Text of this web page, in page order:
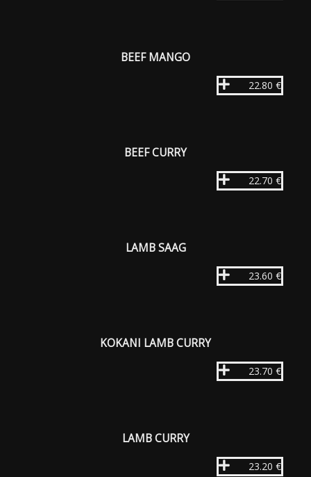
BEEF MANGO
22.80 €
BEEF CURRY
22.70 €
LAMB SAAG
23.60 €
KOKANI LAMB CURRY
23.70 €
LAMB CURRY
23.20 €